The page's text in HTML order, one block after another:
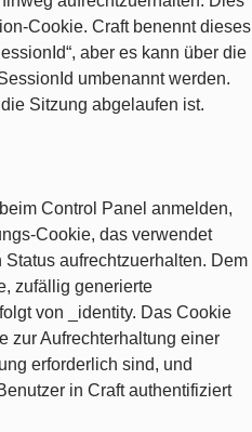
Cookie. Craft benennt dieses
aber es kann über die
umbenannt werden.
Sitzung abgelaufen ist.
Control Panel anmelden,
Cookie, das verwendet
aufrechtzuerhalten. Dem
zufällig generierte
von _identity. Das Cookie
zur Aufrechterhaltung einer
erforderlich sind, und
in Craft authentifiziert